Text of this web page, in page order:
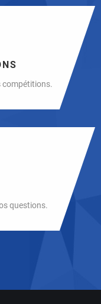
compétitions.
questions.